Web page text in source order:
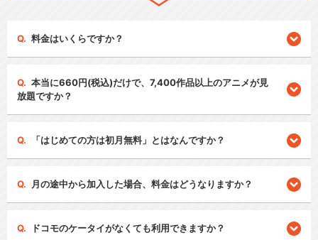
料金はいくらですか？
本当に660円(税込)だけで、7,400作品以上のアニメが見
放題ですか？
「はじめての方は初月無料」とはなんですか？
月の途中から加入した場合、料金はどうなりますか？
ドコモのケータイがなくても利用できますか？